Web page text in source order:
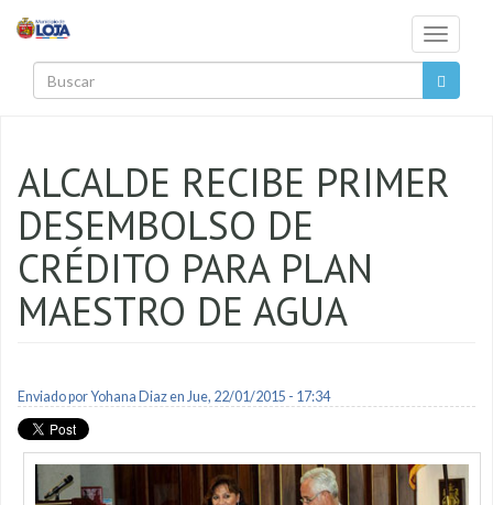
Toggle
ALCALDE RECIBE PRIMER
DESEMBOLSO DE
CRÉDITO PARA PLAN
MAESTRO DE AGUA
Enviado porYohana Diazen Jue, 22/01/2015 - 17:34